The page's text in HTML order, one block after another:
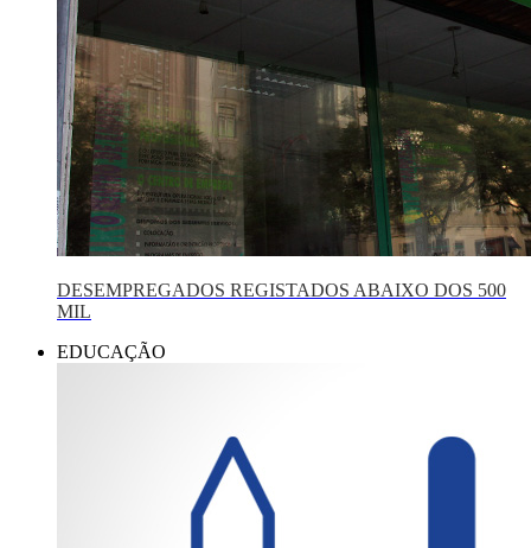
DESEMPREGADOS REGISTADOS ABAIXO DOS 500
MIL
EDUCAÇÃO